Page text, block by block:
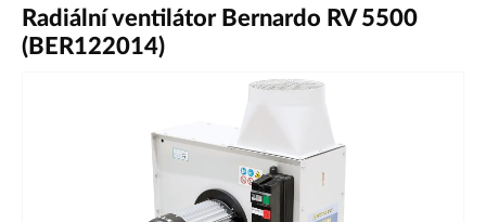
Radiální ventilátor Bernardo RV 5500
(BER122014)